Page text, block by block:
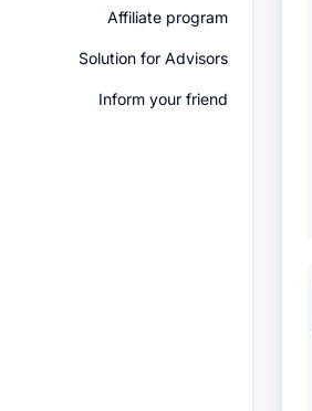
Affiliate program
Solution for Advisors
Inform your friend